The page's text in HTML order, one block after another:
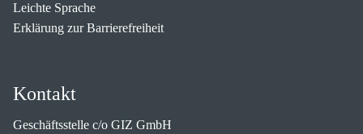
Leichte Sprache
Erklärung zur Barrierefreiheit
Kontakt
Geschäftsstelle c/o GIZ GmbH